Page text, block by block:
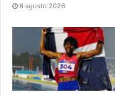
6 agosto 2026